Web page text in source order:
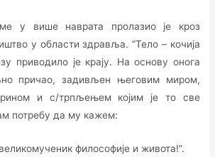
у више наврата пролазио је кроз
у области здравља. ”Тело – кочија
приводило је крају. На основу онога
причао, задивљен његовим миром,
и с/трпљењем којим је то све
потребу да му кажем:
философије и живота!”.